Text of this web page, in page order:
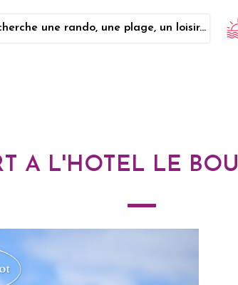
une rando, une plage, un loisir...
A L'HOTEL LE